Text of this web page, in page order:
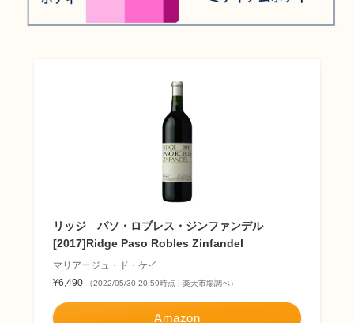
リッジ パソ・ロブレス・ジンファンデル
[2017]Ridge Paso Robles Zinfandel
マリアージュ・ド・ケイ
¥6,490
（2022/05/30 20:59時点 | 楽天市場調べ）
Amazon